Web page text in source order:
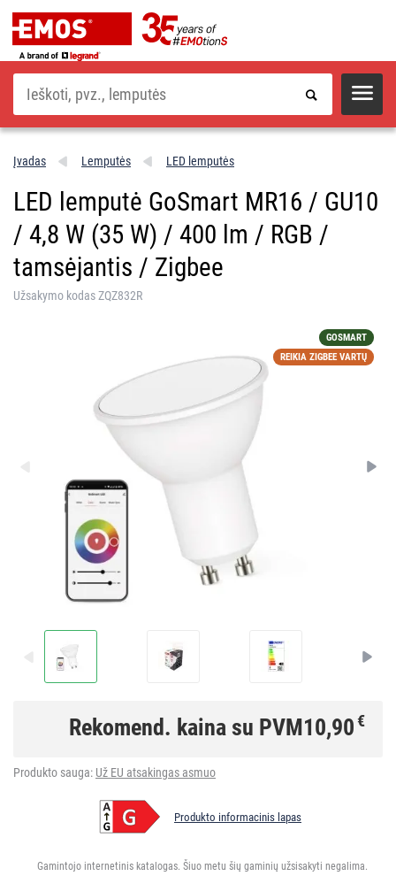
Paieška
Įvadas Lemputės LED lemputės
LED lemputė GoSmart MR16 / GU10
/ 4,8 W (35 W) / 400 lm / RGB /
tamsėjantis / Zigbee
Užsakymo kodas ZQZ832R
GOSMART
REIKIA ZIGBEE VARTŲ
Rekomend. kaina su PVM10,90€
Produkto sauga: Už EU atsakingas asmuo
Produkto informacinis lapas
Gamintojo internetinis katalogas. Šiuo metu šių gaminių užsisakyti negalima.